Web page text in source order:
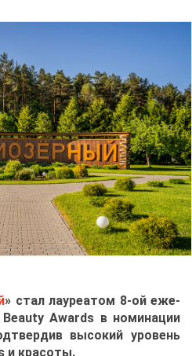
» стал ла­у­ре­а­том 8-ой еже­
Awards в но­ми­на­ции
вы­со­кий уро­вень
и кра­со­ты.